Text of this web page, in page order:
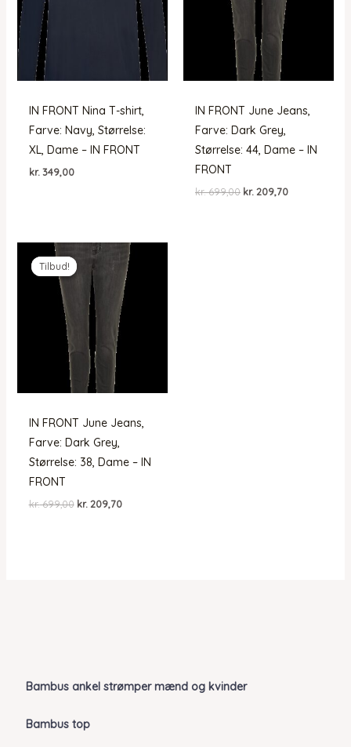
Bambus ankel strømper mænd og kvinder
Bambus top
IN FRONT Nina T-shirt,
Farve: Navy, Størrelse:
XL, Dame – IN FRONT
kr.349,00
IN FRONT June Jeans,
Farve: Dark Grey,
Størrelse: 44, Dame – IN
FRONT
kr.699,00 Den
kr.209,70Den
Tilbud!
Tilbud!
IN FRONT June Jeans,
Farve: Dark Grey,
Størrelse: 38, Dame – IN
FRONT
kr.699,00 Den
kr.209,70Den